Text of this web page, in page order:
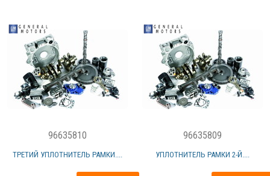
96635810
ТРЕТИЙ УПЛОТНИТЕЛЬ РАМКИ....
96635809
УПЛОТНИТЕЛЬ РАМКИ 2-Й....